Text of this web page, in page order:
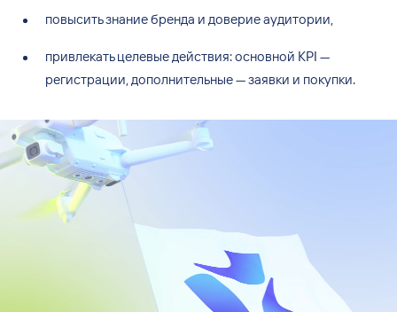
повысить знание бренда и доверие аудитории,
привлекать целевые действия: основной KPI —
регистрации, дополнительные—заявки и покупки.